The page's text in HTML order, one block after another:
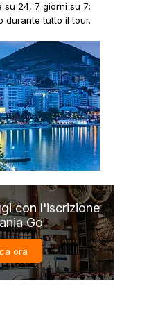
su 24, 7 giorni su 7:
durante tutto il tour.
con l'iscrizione
Go
ora